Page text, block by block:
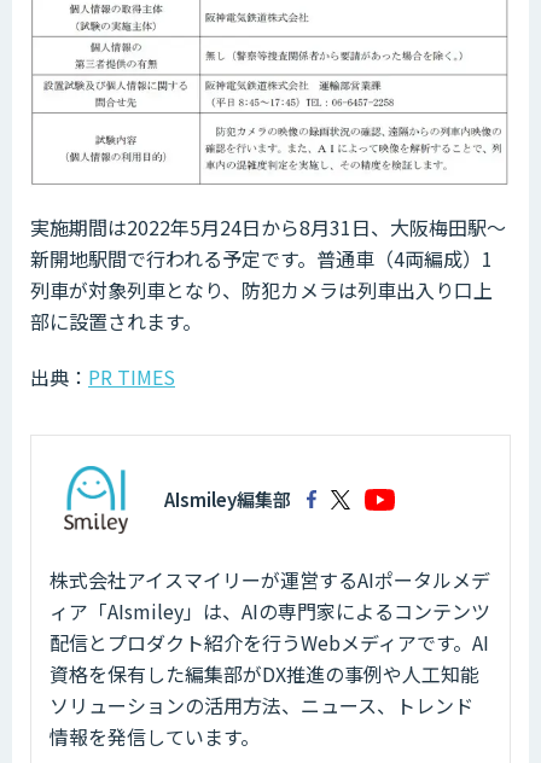
実施期間は2022年5月24日から8月31日、大阪梅田駅～
新開地駅間で行われる予定です。普通車（4両編成）1
列車が対象列車となり、防犯カメラは列車出入り口上
部に設置されます。
出典： PR TIMES
AIsmiley編集部
株式会社アイスマイリーが運営するAIポータルメデ
ィア「AIsmiley」は、AIの専門家によるコンテンツ
配信とプロダクト紹介を行うWebメディアです。AI
資格を保有した編集部がDX推進の事例や人工知能
ソリューションの活用方法、ニュース、トレンド
情報を発信しています。